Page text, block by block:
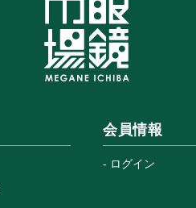
会員情報
ログイン